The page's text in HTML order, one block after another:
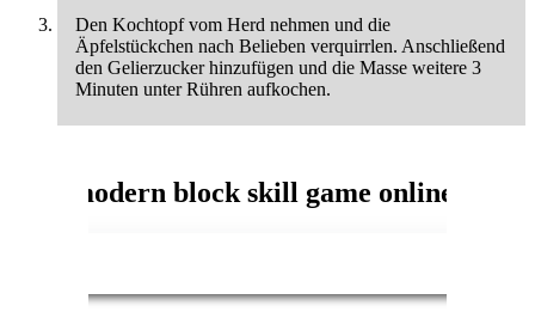
Den Kochtopf vom Herd nehmen und die
Äpfelstückchen nach Belieben verquirrlen. Anschließend
den Gelierzucker hinzufügen und die Masse weitere 3
Minuten unter Rühren aufkochen.